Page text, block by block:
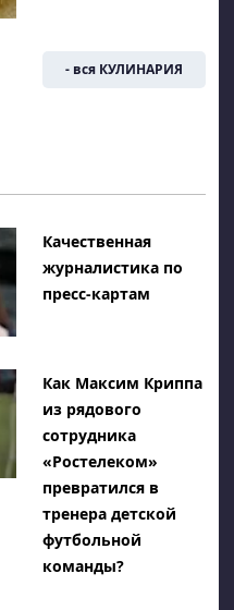
- вся КУЛИНАРИЯ
Качественная
журналистика по
пресс-картам
Как Максим Криппа
из рядового
сотрудника
«Ростелеком»
превратился в
тренера детской
футбольной
команды?